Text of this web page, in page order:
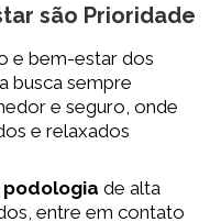
são Prioridade
e bem-estar dos
busca sempre
e seguro, onde
e relaxados
podologia de alta
entre em contato